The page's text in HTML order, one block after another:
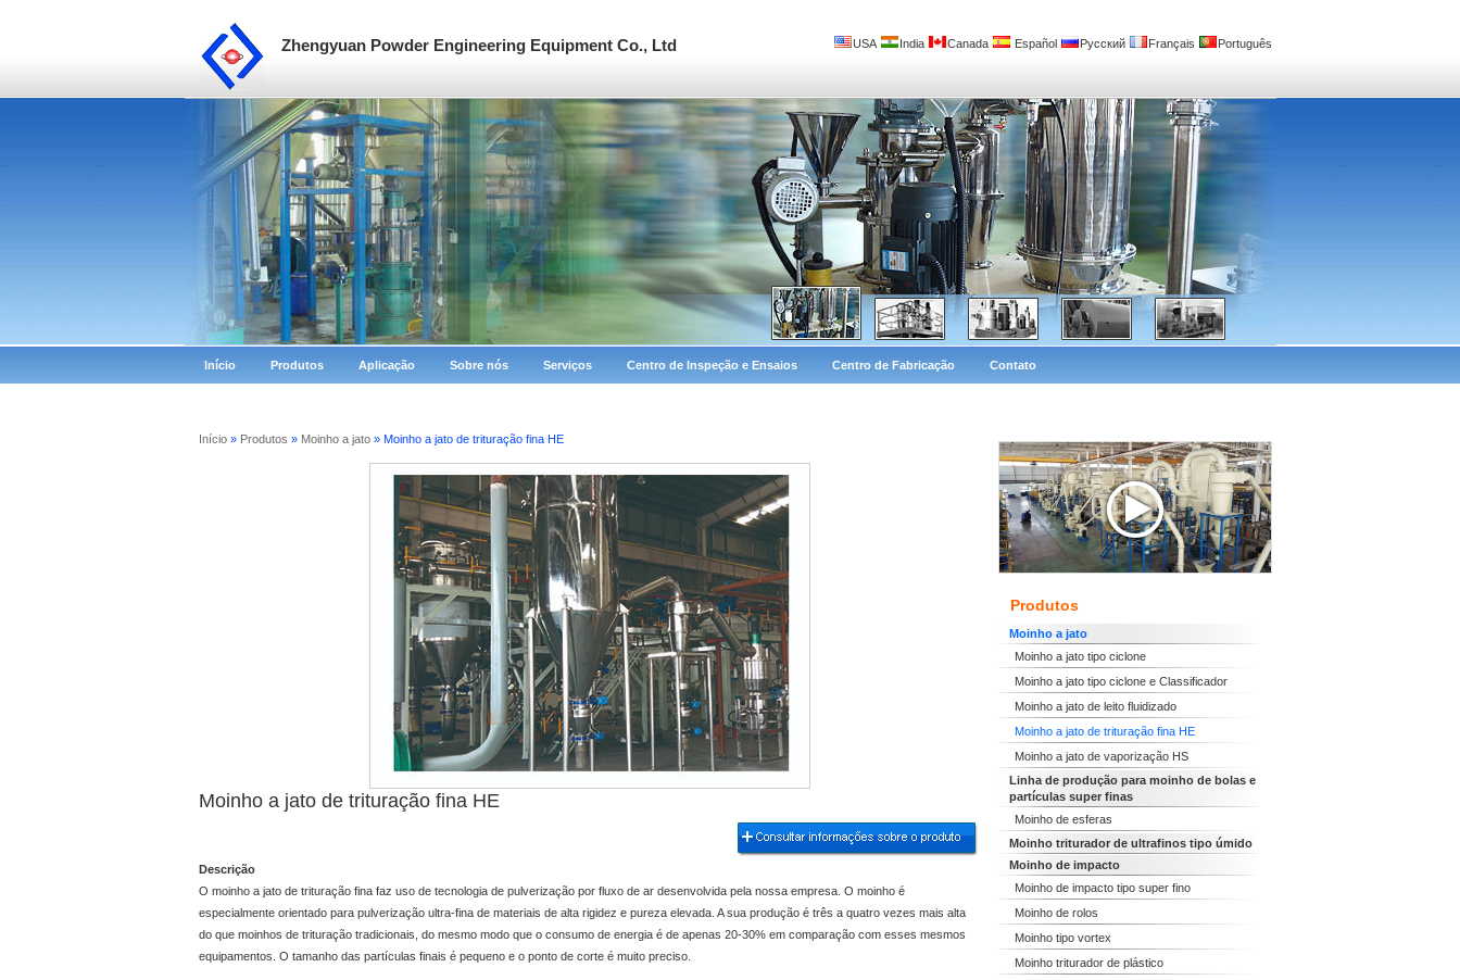
Zhengyuan Powder Engineering Equipment Co., Ltd USA India Canada Español Русский Français Português
PreviousNextStop
1
3
4
Início Produtos Aplicação Sobre nós Serviços Centro de Inspeção e Ensaios Centro de Fabricação Contato
Início» Produtos » Moinho a jato » Moinho a jato de trituração fina HE
Moinho a jato de trituração fina HE
Descrição
O moinho a jato de trituração fina faz uso de tecnologia de pulverização por fluxo de ar desenvolvida pela nossa empresa. O moinho é
especialmente orientado para pulverização ultra-fina de materiais de alta rigidez e pureza elevada. A sua produção é três a quatro vezes mais alta
do que moinhos de trituração tradicionais, do mesmo modo que o consumo de energia é de apenas 20-30% em comparação com esses mesmos
equipamentos. O tamanho das partículas finais é pequeno e o ponto de corte é muito preciso.
Produtos
Moinho a jato
Moinho a jato tipo ciclone
Moinho a jato tipo ciclone e Classificador
Moinho a jato de leito fluidizado
Moinho a jato de trituração fina HE
Moinho a jato de vaporização HS
Linha de produção para moinho de bolas e
partículas super finas
Moinho de esferas
Moinho triturador de ultrafinos tipo úmido
Moinho de impacto
Moinho de impacto tipo super fino
Moinho de rolos
Moinho tipo vortex
Moinho triturador de plástico